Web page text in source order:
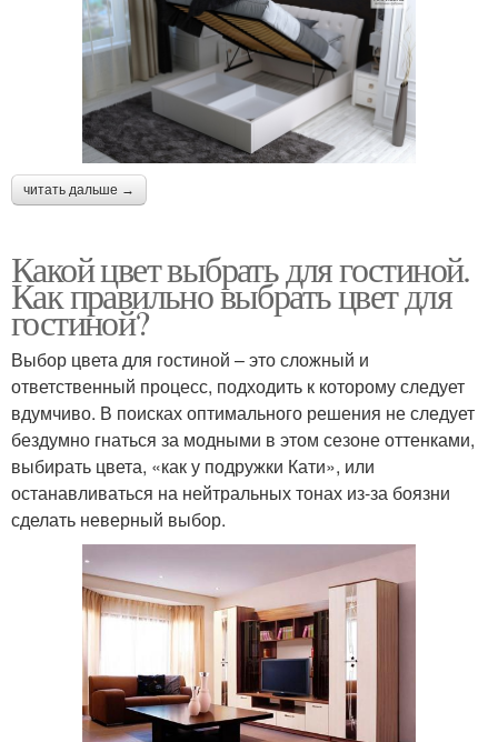
читать дальше →
Какой цвет выбрать для гостиной.
Как правильно выбрать цвет для
гостиной?
Выбор цвета для гостиной – это сложный и
ответственный процесс, подходить к которому следует
вдумчиво. В поисках оптимального решения не следует
бездумно гнаться за модными в этом сезоне оттенками,
выбирать цвета, «как у подружки Кати», или
останавливаться на нейтральных тонах из-за боязни
сделать неверный выбор.